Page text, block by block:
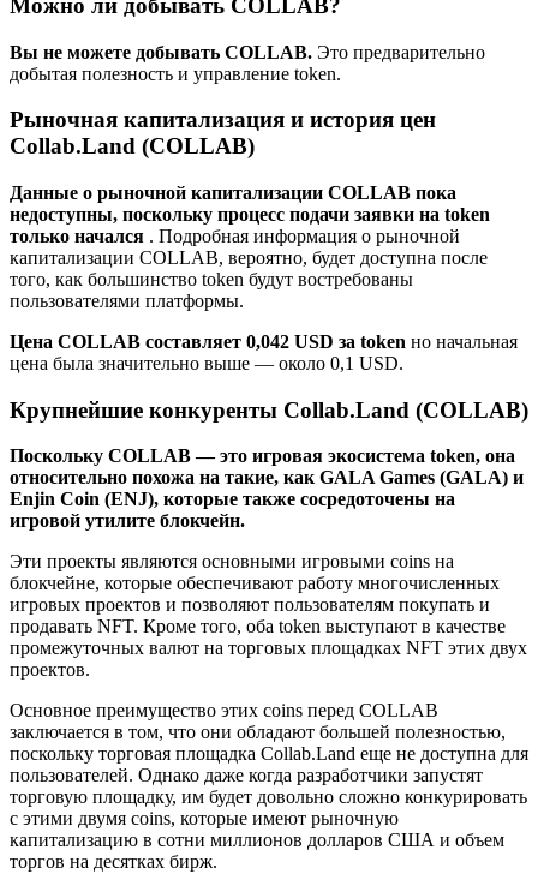
Можно ли добывать COLLAB?
Вы не можете добывать COLLAB. Это предварительно
добытая полезность и управление token.
Рыночная капитализация и история цен
Collab.Land (COLLAB)
Данные о рыночной капитализации COLLAB пока
недоступны, поскольку процесс подачи заявки на token
только начался . Подробная информация о рыночной
капитализации COLLAB, вероятно, будет доступна после
того, как большинство token будут востребованы
пользователями платформы.
Цена COLLAB составляет 0,042 USD за token но начальная
цена была значительно выше — около 0,1 USD.
Крупнейшие конкуренты Collab.Land (COLLAB)
Поскольку COLLAB — это игровая экосистема token, она
относительно похожа на такие, как GALA Games (GALA) и
Enjin Coin (ENJ), которые также сосредоточены на
игровой утилите блокчейн.
Эти проекты являются основными игровыми coins на
блокчейне, которые обеспечивают работу многочисленных
игровых проектов и позволяют пользователям покупать и
продавать NFT. Кроме того, оба token выступают в качестве
промежуточных валют на торговых площадках NFT этих двух
проектов.
Основное преимущество этих coins перед COLLAB
заключается в том, что они обладают большей полезностью,
поскольку торговая площадка Collab.Land еще не доступна для
пользователей. Однако даже когда разработчики запустят
торговую площадку, им будет довольно сложно конкурировать
с этими двумя coins, которые имеют рыночную
капитализацию в сотни миллионов долларов США и объем
торгов на десятках бирж.